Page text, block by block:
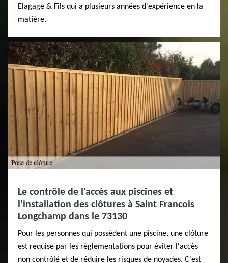
Elagage & Fils qui a plusieurs années d'expérience en la
matière.
Le contrôle de l'accès aux piscines et
l'installation des clôtures à Saint Francois
Longchamp dans le 73130
Pour les personnes qui possèdent une piscine, une clôture
est requise par les règlementations pour éviter l'accès
non contrôlé et de réduire les risques de noyades. C'est